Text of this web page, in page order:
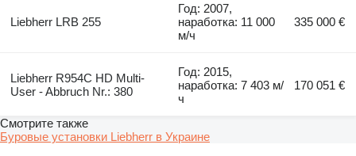
Liebherr LRB 255
Год: 2007,
наработка: 11 000
м/ч
335 000 €
Liebherr R954C HD Multi-
User - Abbruch Nr.: 380
Год: 2015,
наработка: 7 403 м/
ч
170 051 €
Смотрите также
Буровые установки Liebherr в Украине